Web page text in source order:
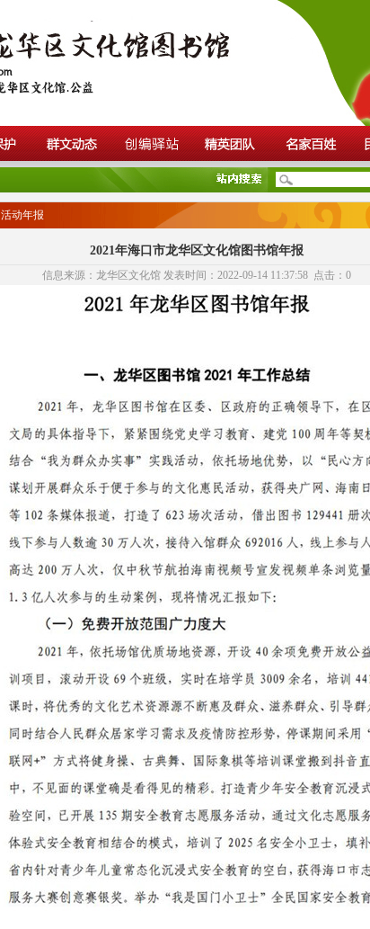
活动年报
2021年海口市龙华区文化馆图书馆年报
信息来源：龙华区文化馆 发表时间：2022-09-14 11:37:58 点击：0